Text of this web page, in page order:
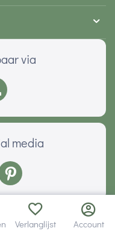
via
media
Verlanglijst Account